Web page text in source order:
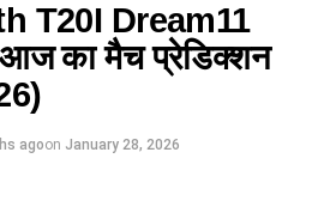
T20I Dream11
का मैच प्रेडिक्शन
agoon January 28, 2026